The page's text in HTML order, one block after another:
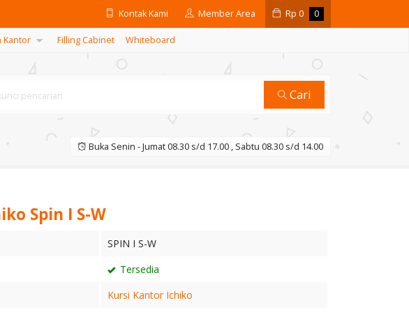
Kontak Kami Member Area Rp 0 0
Kantor Filling Cabinet Whiteboard
Cari
Buka Senin - Jumat 08.30 s/d 17.00 , Sabtu 08.30 s/d 14.00
Spin I S-W
SPIN I S-W
Tersedia
Kursi Kantor Ichiko